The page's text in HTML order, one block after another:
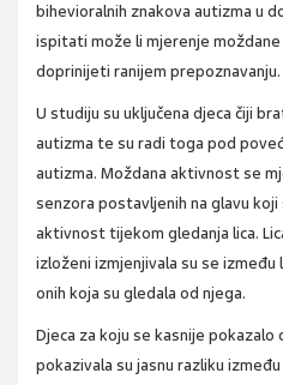
bihevioralnih znakova autizma u
ispitati može li mjerenje
doprinijeti ranijem prepoznavanju.
U studiju su uključena djeca čiji
autizma te su radi toga pod
autizma. Moždana aktivnost se
senzora postavljenih na glavu
aktivnost tijekom gledanja lica.
izloženi izmjenjivala su se između
onih koja su gledala od njega.
Djeca za koju se kasnije pokazalo
pokazivala su jasnu razliku